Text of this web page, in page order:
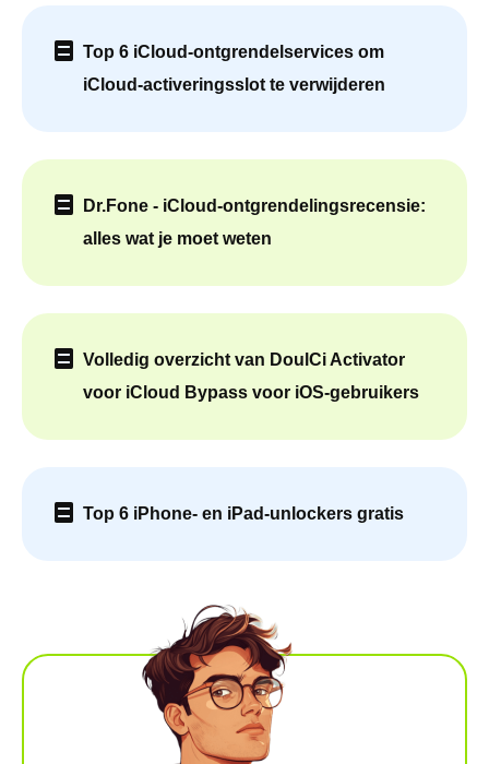
Top 6 iCloud-ontgrendelservices om
iCloud-activeringsslot te verwijderen
Dr.Fone - iCloud-ontgrendelingsrecensie:
alles wat je moet weten
Volledig overzicht van DoulCi Activator
voor iCloud Bypass voor iOS-gebruikers
Top 6 iPhone- en iPad-unlockers gratis